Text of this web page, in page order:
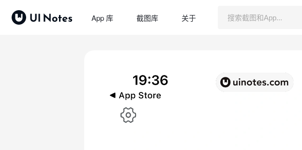
App 库 截图库 关于